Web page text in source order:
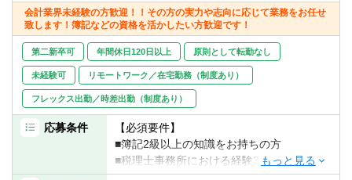
ご利用ガイド
非公開求人とは？
サービス紹介
業界情報
会計業界未経験の方歓迎！！その方の実力や志向に応じて業務をお任せ
致します！簿記などの資格を活かしたい方歓迎です！
第二新卒可 年間休日120日以上 原則として転勤なし
未経験可 リモートワーク／在宅勤務（制度あり）
フレックス出勤／時差出勤（制度あり）
応募条件
【必須要件】
■簿記2級以上の知識をお持ちの方
■税理士事務所における経験3年以上